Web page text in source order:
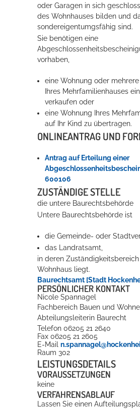
Service
Konzerte, Tagungen und vieles mehr
Die Stadthalle Hockenheim bietet den
Erleben in Hockenheim
Spaß unter prickelnden Wasserfällen, das
Wellenbecken oder doch lieber die pure
Sprudelliege im Solebecken?
mehr dazu...
oder Garagen in sich
des Wohnhauses bilden und
sondereigentumgsfähig sind.
Sie benötigen eine
vorhaben,
eine Wohnung oder
Ihres Mehrfamilienhauses
verkaufen oder
eine Wohnung Ihres
auf Ihr Kind zu übertragen.
ONLINEANTRAG UND
Antrag auf Erteilung einer
600106
ZUSTÄNDIGE STELLE
die untere Baurechtsbehörde
Untere Baurechtsbehörde ist
die Gemeinde- oder
das Landratsamt,
in deren
Wohnhaus liegt.
Baurechtsamt [Stadt
PERSÖNLICHER KONTAKT
Nicole Spannagel
Fachbereich Bauen und
Abteilungsleiterin Baurecht
Telefon 06205 21 2640
Fax 06205 21 2605
E-Mail
Raum 302
LEISTUNGSDETAILS
VORAUSSETZUNGEN
keine
VERFAHRENSABLAUF
Lassen Sie einen